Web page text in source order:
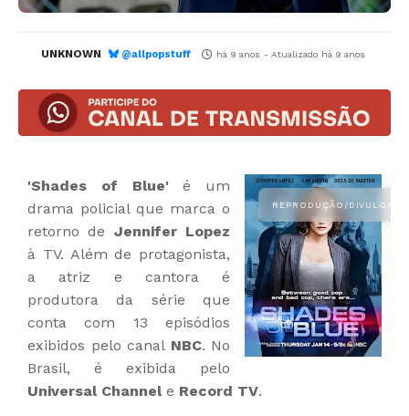
UNKNOWN @allpopstuff há 9 anos - Atualizado há 9 anos
'Shades of Blue'é um
drama policial que marca o
retorno de Jennifer Lopez
à TV. Além de protagonista,
a atriz e cantora é
produtora da série que
conta com 13 episódios
exibidos pelo canal NBC. No
Brasil, é exibida pelo
Universal Channele Record TV.